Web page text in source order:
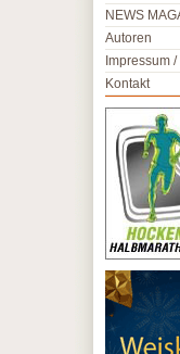
NEWS
Autoren
Impressum
Kontakt